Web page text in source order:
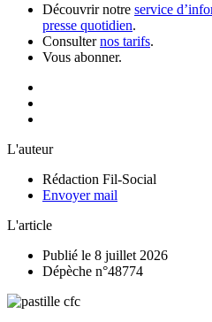
Découvrir notre service
presse quotidien.
Consulternos tarifs.
Vous abonner.
L'auteur
Rédaction Fil-Social
Envoyer mail
L'article
Publié le 8 juillet 2026
Dépèche n°48774